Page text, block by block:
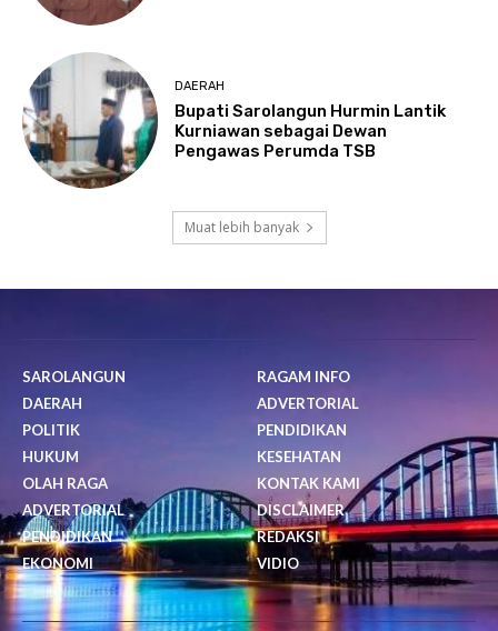
DAERAH
Bupati Sarolangun Hurmin Lantik
Kurniawan sebagai Dewan
Pengawas Perumda TSB
Muat lebih banyak
SAROLANGUN
DAERAH
POLITIK
HUKUM
OLAH RAGA
ADVERTORIAL
PENDIDIKAN
EKONOMI
RAGAM INFO
ADVERTORIAL
PENDIDIKAN
KESEHATAN
KONTAK KAMI
DISCLAIMER
REDAKSI
VIDIO